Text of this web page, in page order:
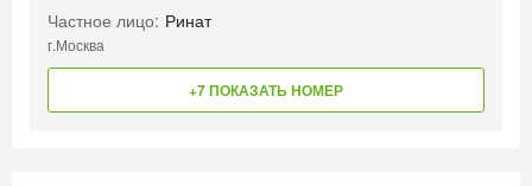
Частное лицо: Ринат
г.Москва
+7 ПОКАЗАТЬ НОМЕР